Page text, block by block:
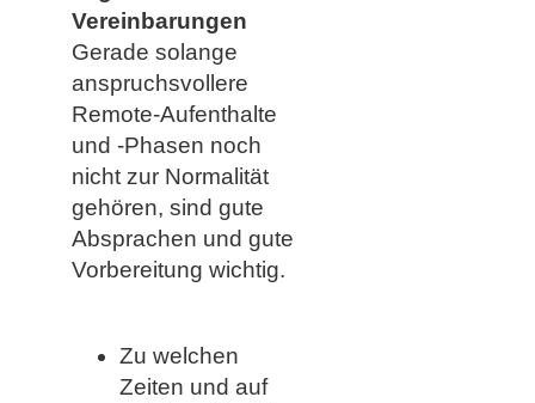
Vereinbarungen
Gerade solange
anspruchsvollere
Remote-Aufenthalte
und -Phasen noch
nicht zur Normalität
gehören, sind gute
Absprachen und gute
Vorbereitung wichtig.
Zu welchen
Zeiten und auf